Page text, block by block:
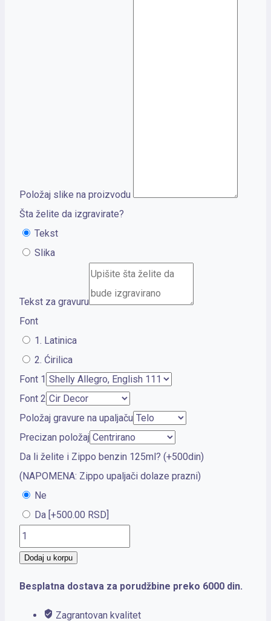
Položaj slike na proizvodu
Šta želite da izgravirate?
Tekst
Slika
Tekst za gravuru
Font
1. Latinica
2. Ćirilica
Font 1
Font 2
Položaj gravure na upaljaču
Precizan položaj
Da li želite i Zippo benzin 125ml? (+500din)
(NAPOMENA: Zippo upaljači dolaze prazni)
Ne
Da [+500.00 RSD]
Zippo
Black
Pipe
količina
Dodaj u korpu
Besplatna dostava za porudžbine preko 6000 din.
Zagrantovan kvalitet